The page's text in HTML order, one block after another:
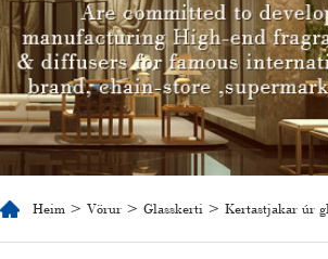
Heim > Vörur > Glasskerti > Kertastjakar úr